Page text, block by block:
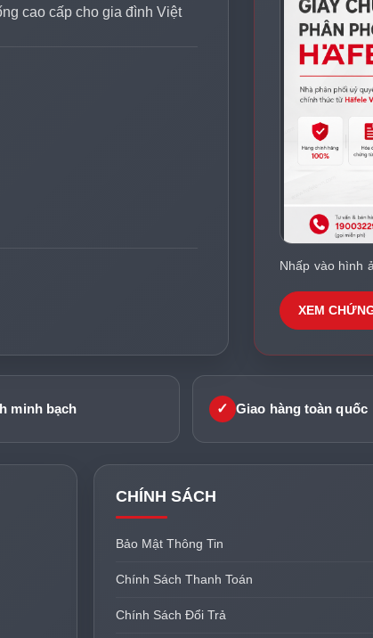
cao cấp cho gia đình Việt
Nhấp vào hình
XEM
minh bạch ✓ Giao hàng toàn quốc
CHÍNH SÁCH
Bảo Mật Thông Tin
Chính Sách Thanh Toán
Chính Sách Đổi Trả